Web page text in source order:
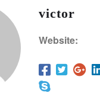
victor
Website: